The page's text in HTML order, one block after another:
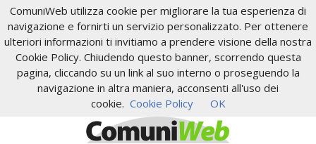
ComuniWeb utilizza cookie per migliorare la tua esperienza di
navigazione e fornirti un servizio personalizzato. Per ottenere
ulteriori informazioni ti invitiamo a prendere visione della nostra
Cookie Policy. Chiudendo questo banner, scorrendo questa
pagina, cliccando su un link al suo interno o proseguendo la
navigazione in altra maniera, acconsenti all'uso dei
cookie. Cookie Policy OK